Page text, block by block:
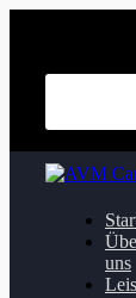
uns